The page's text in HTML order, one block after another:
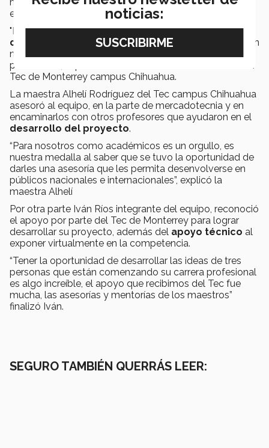
empresa de
"Estamos muy contentos de colaborar con unamarca
de nivel mundial
que nos tomen en cuenta y escuchen
nuestras ideas, es de gran utilidad para nuestra carrera
profesional", expresó Mariana Hernández estudiante del
Tec de Monterrey campus Chihuahua.
La maestra Alhelí Rodríguez del Tec campus Chihuahua
asesoró al equipo, en la parte de mercadotecnia y en
encaminarlos con otros profesores que ayudaron en el
desarrollo del proyecto.
“Para nosotros como académicos es un orgullo, es
nuestra medalla al saber que se tuvo la oportunidad de
darles una asesoría que les permita desenvolverse en
públicos nacionales e internacionales”, explicó la
maestra Alhelí
Por otra parte Iván Ríos integrante del equipo, reconoció
el apoyo por parte del Tec de Monterrey para lograr
desarrollar su proyecto, además del apoyo técnico al
exponer virtualmente en la competencia.
“Tener la oportunidad de desarrollar las ideas de tres
personas que están comenzando su carrera profesional
es algo increíble, el apoyo que recibimos del Tec fue
mucha, las asesorías y mentorías de los maestros”
finalizó Iván.
SEGURO TAMBIÉN QUERRÁS LEER:
noticias: